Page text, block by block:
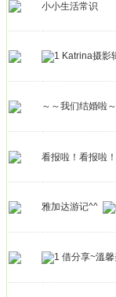
小小生活常识
Katrina摄影
～～我们结婚啦
看报啦！看报啦！
雅加达游记^^
借分享~溫